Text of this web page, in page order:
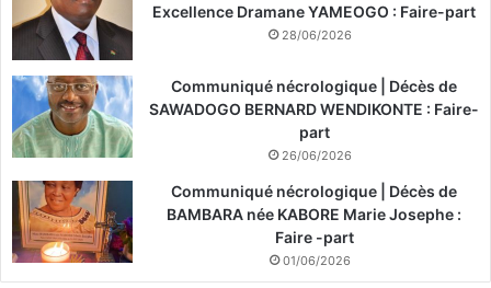
Excellence Dramane YAMEOGO : Faire-part
28/06/2026
Communiqué nécrologique | Décès de
SAWADOGO BERNARD WENDIKONTE : Faire-
part
26/06/2026
Communiqué nécrologique | Décès de
BAMBARA née KABORE Marie Josephe :
Faire -part
01/06/2026